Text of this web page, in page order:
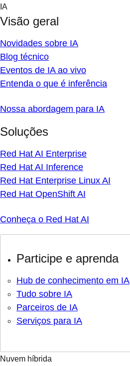
Skip
content
IA
Visão geral
Novidades sobre IA
Blog técnico
Eventos de IA ao vivo
Entenda o que é inferência
Nossa abordagem para IA
Soluções
Red Hat AI Enterprise
Red Hat AI Inference
Red Hat Enterprise Linux AI
Red Hat OpenShift AI
Conheça o Red Hat AI
Participe e aprenda
Hub de conhecimento em IA
Tudo sobre IA
Parceiros de IA
Serviços para IA
Nuvem híbrida